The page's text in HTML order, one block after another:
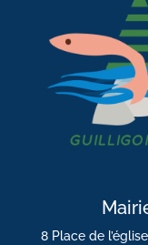
8 Place de l’église